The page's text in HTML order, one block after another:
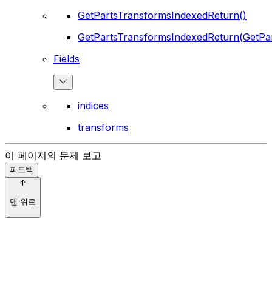
GetPartsTransformsIndexedReturn()
Fields
indices
transforms
이 페이지의 문제 보고
피드백
맨 위로